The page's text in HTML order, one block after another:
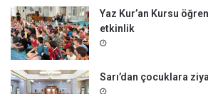
Yaz Kur’an Kursu
etkinlik
Sarı’dan çocuklara